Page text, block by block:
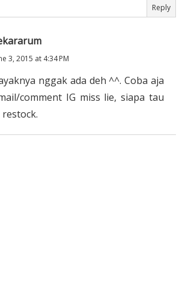
Reply
3, 2015 at 4:34 PM
nggak ada deh ^^. Coba aja
comment IG miss lie, siapa tau
restock.